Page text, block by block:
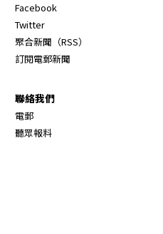
Facebook
Twitter
聚合新聞（RSS）
訂閱電郵新聞
聯絡我們
電郵
聽眾報料